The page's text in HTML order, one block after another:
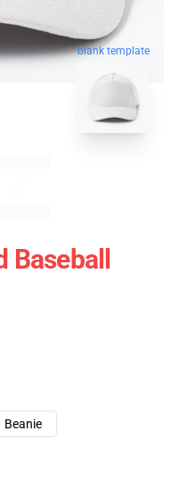
blank template
Beanie